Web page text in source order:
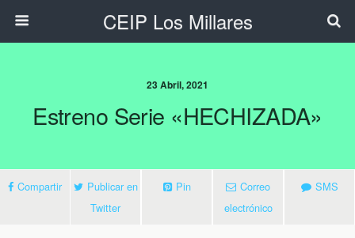
CEIP Los Millares
23 Abril, 2021
Estreno Serie «HECHIZADA»
Compartir
Publicar en
Twitter
Pin
Correo
electrónico
SMS